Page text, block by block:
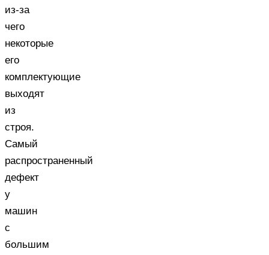
из-за
чего
некоторые
его
комплектующие
выходят
из
строя.
Самый
распространенный
дефект
у
машин
с
большим